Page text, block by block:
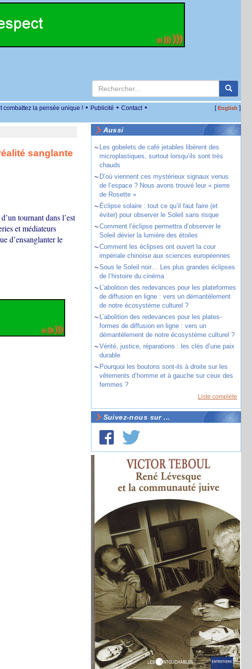
combattez la pensée unique ! • Publicité • Contact • [English ]
sanglante
tournant dans l’est
et médiateurs
d’ensanglanter le
Aussi
~ Les gobelets de café jetables libèrent des
microplastiques, surtout lorsqu’ils sont très
chauds
~ D’où viennent ces mystérieux signaux venus
de l’espace ? Nous avons trouvé leur « pierre
de Rosette »
~ Éclipse solaire : tout ce qu’il faut faire (et
éviter) pour observer le Soleil sans risque
~Comment l’éclipse permettra d’observer le
Soleil dévier la lumière des étoiles
~Comment les éclipses ont ouvert la cour
impériale chinoise aux sciences européennes
~Sous le Soleil noir… Les plus grandes éclipses
de l’histoire du cinéma
~ L’abolition des redevances pour les plateformes
de diffusion en ligne : vers un démantèlement
de notre écosystème culturel ?
~ L’abolition des redevances pour les plates-
formes de diffusion en ligne : vers un
démantèlement de notre écosystème culturel ?
~Vérité, justice, réparations : les clés d’une paix
durable
~ Pourquoi les boutons sont-ils à droite sur les
vêtements d’homme et à gauche sur ceux des
femmes ?
Liste complète
Suivez-nous sur ...